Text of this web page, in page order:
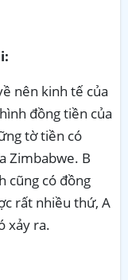
nên kinh tế của
đồng tiền của
tờ tiền có
Zimbabwe. B
cũng có đồng
rất nhiều thứ, A
xảy ra.